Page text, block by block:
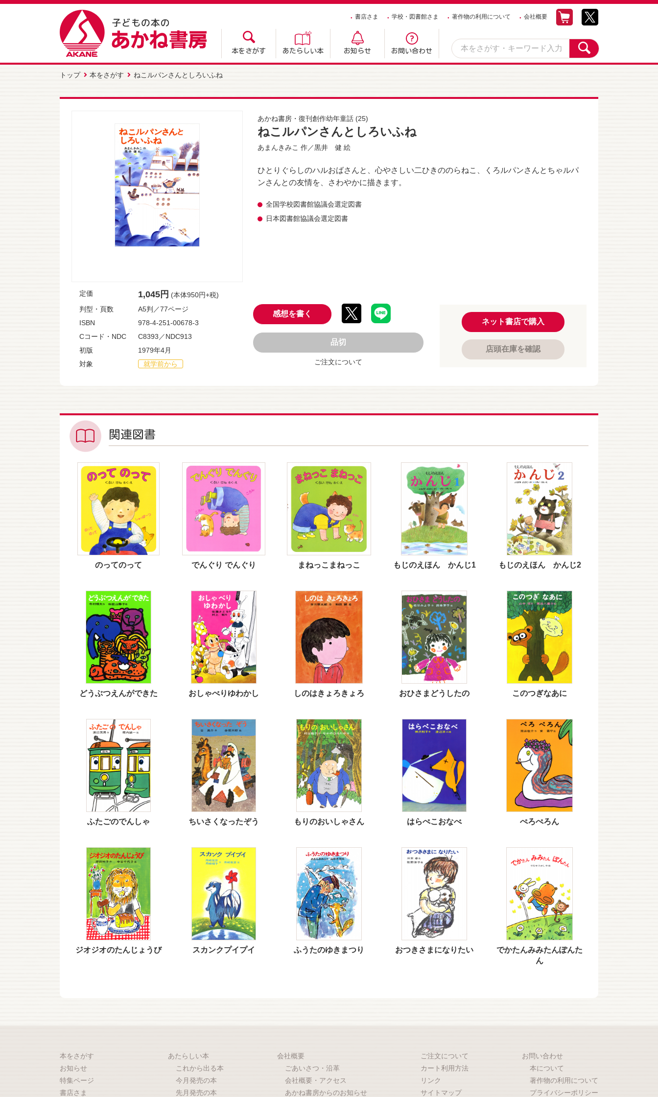
書店さま 学校・図書館さま 著作物の利用について 会社概要
本をさがす あたらしい本 お知らせ お問い合わせ
トップ 本をさがす ねこルパンさんとしろいふね
あかね書房・復刊創作幼年童話 (25)
ねこルパンさんとしろいふね
あまんきみこ 作／黒井 健 絵
ひとりぐらしのハルおばさんと、心やさしい二ひきののらねこ、くろルパンさんとちゃルパ
ンさんとの友情を、さわやかに描きます。
全国学校図書館協議会選定図書
日本図書館協議会選定図書
感想を書く
品切
ご注文について
定価 1,045円 (本体950円+税)
判型・頁数
A5判／77ページ
ISBN
978-4-251-00678-3
Cコード・NDC
C8393／NDC913
初版
1979年4月
対象
就学前から
ネット書店で購入
店頭在庫を確認
関連図書
のってのって でんぐり でんぐり まねっこまねっこ もじのえほん かんじ1 もじのえほん かんじ2
どうぶつえんができた おしゃべりゆわかし しのはきょろきょろ おひさまどうしたの このつぎなあに
ふたごのでんしゃ ちいさくなったぞう もりのおいしゃさん はらぺこおなべ ぺろぺろん
ジオジオのたんじょうび スカンクプイプイ ふうたのゆきまつり おつきさまになりたい
でかたんみみたんぽんた
ん
本をさがす
お知らせ
特集ページ
書店さま
あたらしい本
これから出る本
今月発売の本
先月発売の本
会社概要
ごあいさつ・沿革
会社概要・アクセス
あかね書房からのお知らせ
ご注文について
カート利用方法
リンク
サイトマップ
お問い合わせ
本について
著作物の利用について
プライバシーポリシー